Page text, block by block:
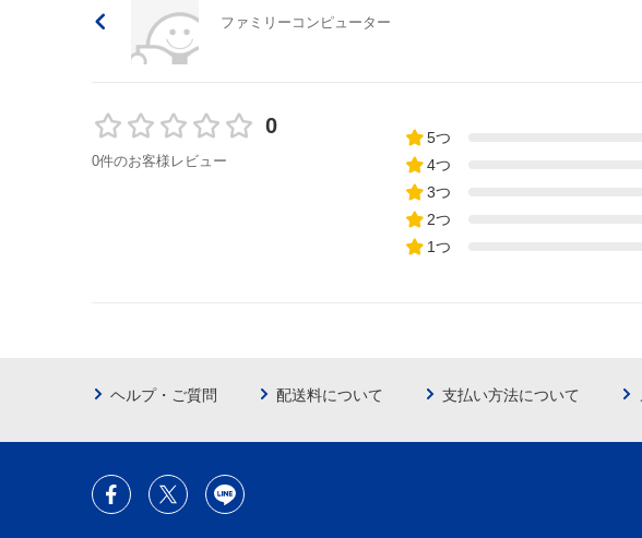
ファミリーコンピューター
0
0件のお客様レビュー
5つ
4つ
3つ
2つ
1つ
ヘルプ・ご質問 配送料について 支払い方法について